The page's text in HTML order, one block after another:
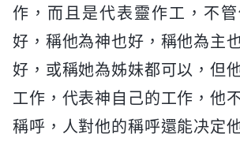
作，而且是代表靈作工，不
好，稱他為神也好，稱他為主
好，或稱她為姊妹都可以，但
工作，代表神自己的工作，他
稱呼，人對他的稱呼還能决定